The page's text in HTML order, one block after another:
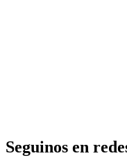
Seguinos en